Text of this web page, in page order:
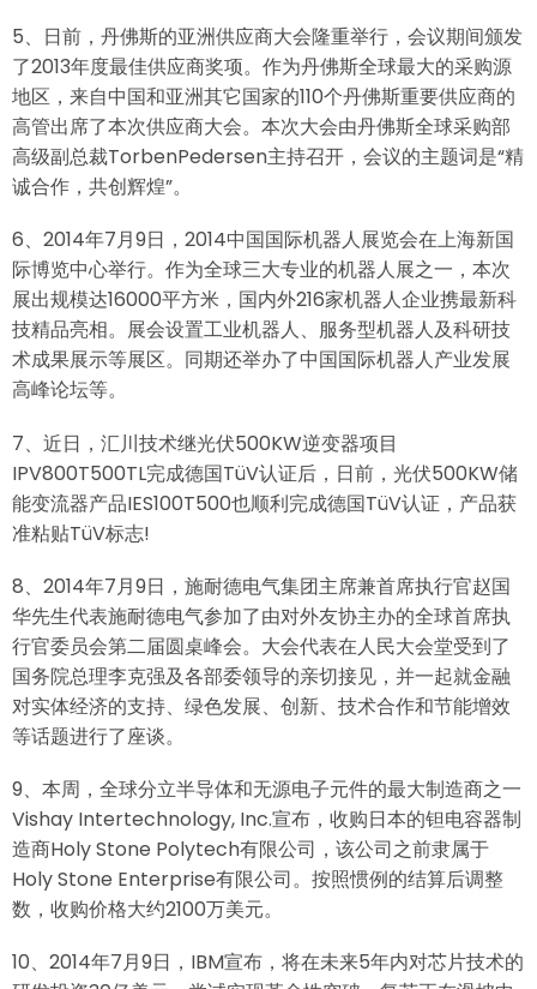
5、日前，丹佛斯的亚洲供应商大会隆重举行，会议期间颁发
了2013年度最佳供应商奖项。作为丹佛斯全球最大的采购源
地区，来自中国和亚洲其它国家的110个丹佛斯重要供应商的
高管出席了本次供应商大会。本次大会由丹佛斯全球采购部
高级副总裁TorbenPedersen主持召开，会议的主题词是“精
诚合作，共创辉煌”。
6、2014年7月9日，2014中国国际机器人展览会在上海新国
际博览中心举行。作为全球三大专业的机器人展之一，本次
展出规模达16000平方米，国内外216家机器人企业携最新科
技精品亮相。展会设置工业机器人、服务型机器人及科研技
术成果展示等展区。同期还举办了中国国际机器人产业发展
高峰论坛等。
7、近日，汇川技术继光伏500KW逆变器项目
IPV800T500TL完成德国TüV认证后，日前，光伏500KW储
能变流器产品IES100T500也顺利完成德国TüV认证，产品获
准粘贴TüV标志!
8、2014年7月9日，施耐德电气集团主席兼首席执行官赵国
华先生代表施耐德电气参加了由对外友协主办的全球首席执
行官委员会第二届圆桌峰会。大会代表在人民大会堂受到了
国务院总理李克强及各部委领导的亲切接见，并一起就金融
对实体经济的支持、绿色发展、创新、技术合作和节能增效
等话题进行了座谈。
9、本周，全球分立半导体和无源电子元件的最大制造商之一
Vishay Intertechnology, Inc.宣布，收购日本的钽电容器制
造商Holy Stone Polytech有限公司，该公司之前隶属于
Holy Stone Enterprise有限公司。按照惯例的结算后调整
数，收购价格大约2100万美元。
10、2014年7月9日，IBM宣布，将在未来5年内对芯片技术的